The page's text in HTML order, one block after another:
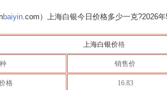
baiyin.com）上海白银今日价格多少一克?2026
上海白银价格
销售价
格 16.83